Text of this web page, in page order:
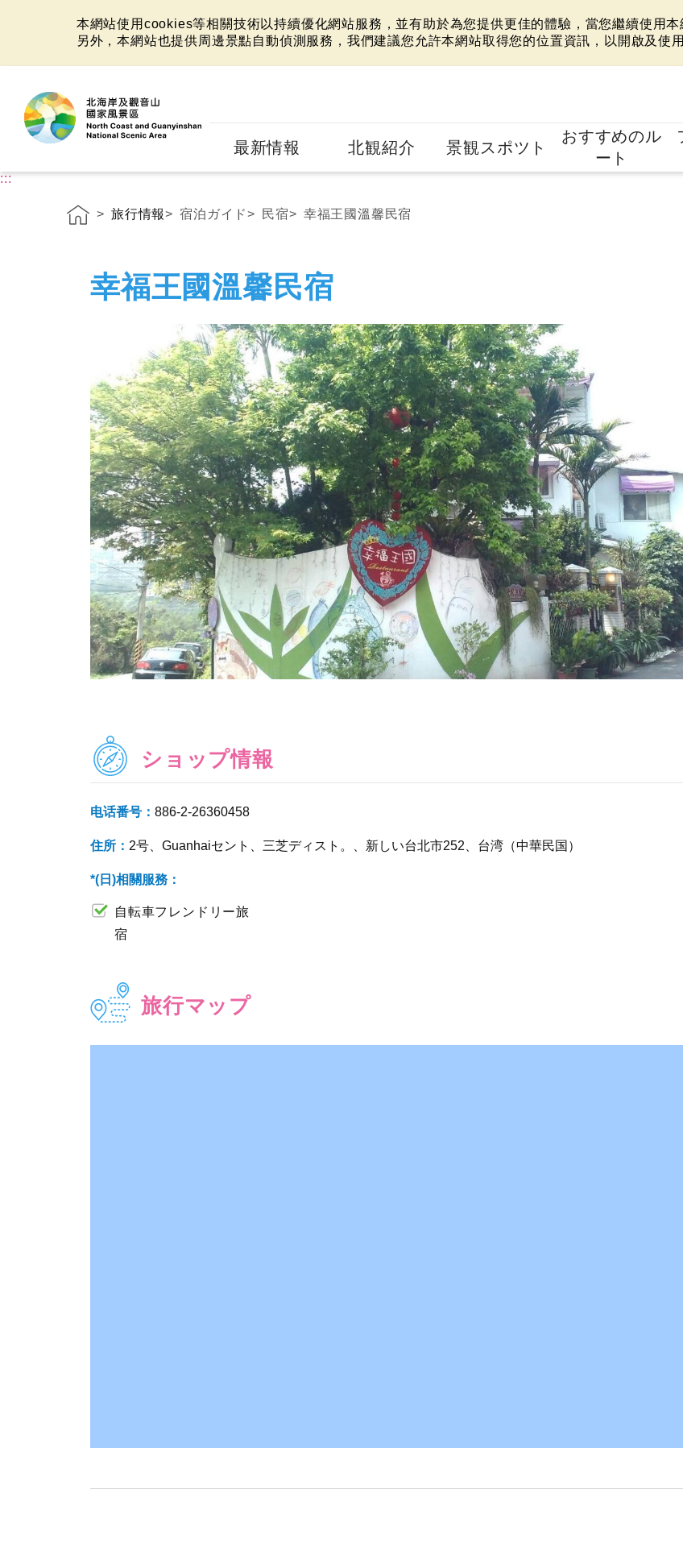
本網站使用cookies等相關技術以持續優化網站服務，並有助於為您提供更佳的體驗，當您繼續使用
另外，本網站也提供周邊景點自動偵測服務，我們建議您允許本網站取得您的位置資訊，以開啟及使
最新情報 北観紹介 景観スポツト
おすすめのル
ート
:::
旅行情報 宿泊ガイド 民宿 幸福王國溫馨民宿
幸福王國溫馨民宿
ショップ情報
电话番号： 886-2-26360458
住所： 2号、Guanhaiセント、三芝ディスト。、新しい台北市252、台湾（中華民国）
*(日)相關服務：
自転車フレンドリー旅
宿
旅行マップ